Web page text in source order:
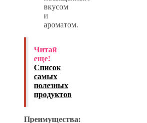
вкусом
и
ароматом.
Читай
еще!
Список
самых
полезных
продуктов
Преимущества: